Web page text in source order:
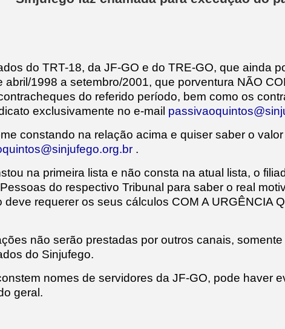
do TRT-18, da JF-GO e do TRE-GO, que ainda
1998 a setembro/2001, que porventura NÃO
do referido período, bem como os
exclusivamente no e-mail
constando na relação acima e quiser saber o
.
na primeira lista e não consta na atual lista, o
do respectivo Tribunal para saber o real
requerer os seus cálculos COM A URGÊNCIA
não serão prestadas por outros canais,
do Sinjufego.
nomes de servidores da JF-GO, pode haver
geral.